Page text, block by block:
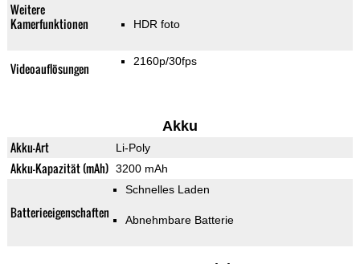
Weitere
Kamerfunktionen
HDR foto
Videoauflösungen 2160p/30fps
Akku
Akku-Art Li-Poly
Akku-Kapazität (mAh) 3200 mAh
Batterieeigenschaften
Schnelles Laden
Abnehmbare Batterie